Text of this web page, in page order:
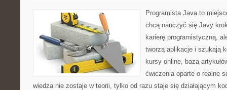
Programista Java to
chcą nauczyć się Javy
karierę programistyczną,
tworzą aplikacje i szukają
kursy online, baza
ćwiczenia oparte o realne
wiedza nie zostaje w teorii, tylko od razu staje się działającym